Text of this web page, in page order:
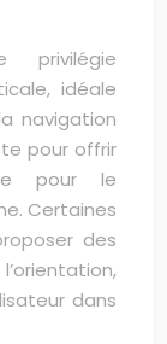
privilégie
idéale
navigation
pour offrir
pour le
Certaines
des
dans